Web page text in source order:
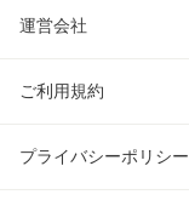
運営会社
ご利用規約
プライバシーポリシー